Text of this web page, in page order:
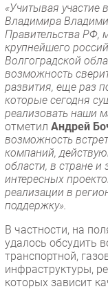
Регулирование
Финансы
Web
Безопасность
Инновации
CIO/Управление
Гаджеты
Здоровье
РАЗДЕЛЫ
Аналитика
Интервью
Мероприятия
«Учитывая участие
Владимира
Правительства РФ,
крупнейшего
Волгоградской
возможность
развития, еще раз
которые сегодня
реализовать наши
отметил Андрей
возможность
компаний,
области, в стране
интересных
реализации в
поддержку».
В частности, на
удалось обсудить
транспортной,
инфраструктуры,
которых зависит